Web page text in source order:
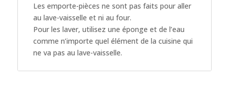
Les emporte-pièces ne sont pas faits pour aller
au lave-vaisselle et ni au four.
Pour les laver, utilisez une éponge et de l’eau
comme n’importe quel élément de la cuisine qui
ne va pas au lave-vaisselle.